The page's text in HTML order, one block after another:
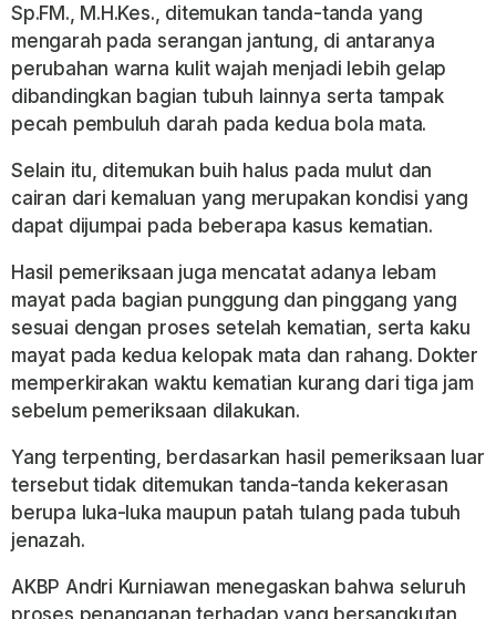
Sp.FM., M.H.Kes., ditemukan tanda-tanda yang
mengarah pada serangan jantung, di antaranya
perubahan warna kulit wajah menjadi lebih gelap
dibandingkan bagian tubuh lainnya serta tampak
pecah pembuluh darah pada kedua bola mata.
Selain itu, ditemukan buih halus pada mulut dan
cairan dari kemaluan yang merupakan kondisi yang
dapat dijumpai pada beberapa kasus kematian.
Hasil pemeriksaan juga mencatat adanya lebam
mayat pada bagian punggung dan pinggang yang
sesuai dengan proses setelah kematian, serta kaku
mayat pada kedua kelopak mata dan rahang. Dokter
memperkirakan waktu kematian kurang dari tiga jam
sebelum pemeriksaan dilakukan.
Yang terpenting, berdasarkan hasil pemeriksaan luar
tersebut tidak ditemukan tanda-tanda kekerasan
berupa luka-luka maupun patah tulang pada tubuh
jenazah.
AKBP Andri Kurniawan menegaskan bahwa seluruh
proses penanganan terhadap yang bersangkutan